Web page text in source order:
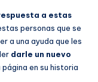
a estas
personas que se
a una ayuda que les
darle un nuevo
página en su historia